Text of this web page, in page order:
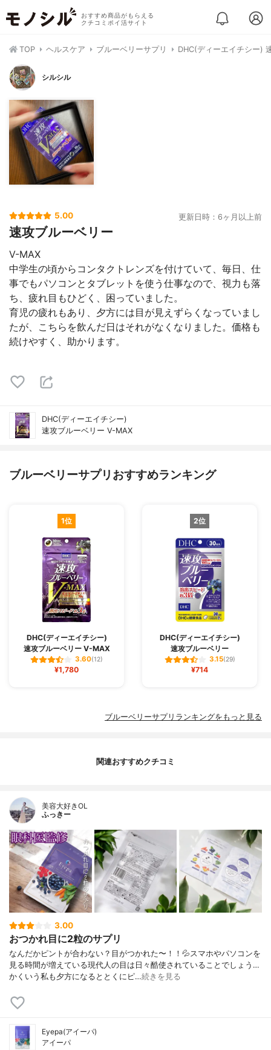
おすすめ商品がもらえる
クチコミポイ活サイト
TOP ヘルスケア ブルーベリーサプリ DHC(ディーエイチシー)
シルシル
5.00 更新日時：6ヶ月以上前
速攻ブルーベリー
V-MAX
中学生の頃からコンタクトレンズを付けていて、毎日、仕
事でもパソコンとタブレットを使う仕事なので、視力も落
ち、疲れ目もひどく、困っていました。
育児の疲れもあり、夕方には目が見えずらくなっていまし
たが、こちらを飲んだ日はそれがなくなりました。価格も
続けやすく、助かります。
DHC(ディーエイチシー)
速攻ブルーベリー V-MAX
ブルーベリーサプリおすすめランキング
1位
DHC(ディーエイチシー)
速攻ブルーベリー V-MAX
3.60(12)
¥1,780
2位
DHC(ディーエイチシー)
速攻ブルーベリー
3.15(29)
¥714
ブルーベリーサプリランキングをもっと見る
関連おすすめクチコミ
美容大好きOL
ふっきー
3.00
おつかれ目に2粒のサプリ
なんだかピントが合わない？目がつかれた〜！！💦スマホやパソコンを
見る時間が増えている現代人の目は日々酷使されていることでしょう…
かくいう私も夕方になるととくにピ…続きを見る
Eyepa(アイーパ)
アイーパ